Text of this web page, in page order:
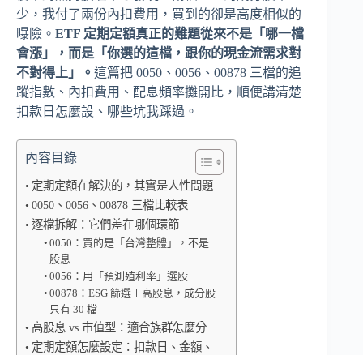
少，我付了兩份內扣費用，買到的卻是高度相似的
曝險。 ETF 定期定額真正的難題從來不是「哪一檔
會漲」，而是「你選的這檔，跟你的現金流需求對
不對得上」。 這篇把 0050、0056、00878 三檔的追
蹤指數、內扣費用、配息頻率攤開比，順便講清楚
扣款日怎麼設、哪些坑我踩過。
內容目錄
定期定額在解決的，其實是人性問題
0050、0056、00878 三檔比較表
逐檔拆解：它們差在哪個環節
0050：買的是「台灣整體」，不是
股息
0056：用「預測殖利率」選股
00878：ESG 篩選＋高股息，成分股
只有 30 檔
高股息 vs 市值型：適合族群怎麼分
定期定額怎麼設定：扣款日、金額、